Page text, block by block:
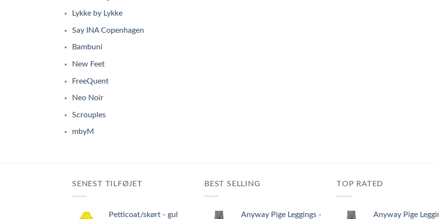
Lykke by Lykke
Say INA Copenhagen
Bambuni
New Feet
FreeQuent
Neo Noir
Scrouples
mbyM
SENEST TILFØJET
Petticoat/skørt - gul
BEST SELLING
Anyway Pige Leggings -
TOP RATED
Anyway Pige